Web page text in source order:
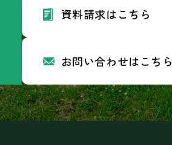
資料請求はこちら
お問い合わせはこちら